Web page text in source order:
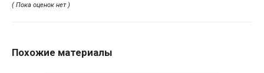
( Пока оценок нет )
Похожие материалы